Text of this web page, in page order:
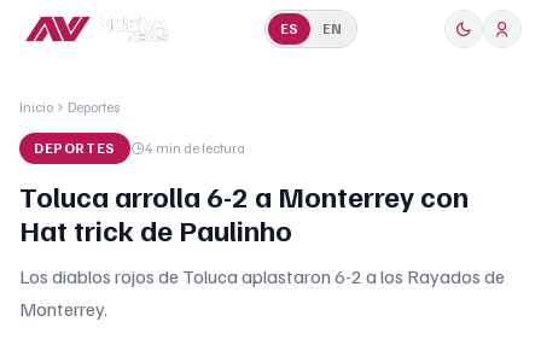
ES EN
Inicio Deportes
DEPORTES 4 min de lectura
Toluca arrolla 6-2 a Monterrey con
Hat trick de Paulinho
Los diablos rojos de Toluca aplastaron 6-2 a los Rayados de
Monterrey.